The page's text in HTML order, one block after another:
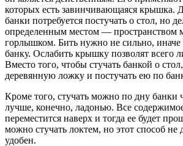
которых есть завинчивающаяся крышка.
банки потребуется постучать о стол, но
определенным местом — пространством
горлышком. Бить нужно не сильно, иначе
банку. Ослабить крышку позволят всего
Вместо того, чтобы стучать банкой о
деревянную ложку и постучать ею по
Кроме того, стучать можно по дну банки
лучше, конечно, ладонью. Все
переместится наверх и тогда ее будет
можно стучать локтем, но этот способ не
удобен.